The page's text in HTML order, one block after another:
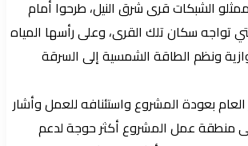
الشبكات قرى شرق النيل، طرحوا أمام
تواجه سكان تلك القرى، وعلى رأسها المياه
ونظم الطاقة الشمسية إلى السرقة
بعودة المشروع واستئنافه للعمل وأشار
منطقة عمل المشروع أكثر حوجة لدعم